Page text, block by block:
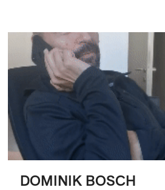
DOMINIK BOSCH